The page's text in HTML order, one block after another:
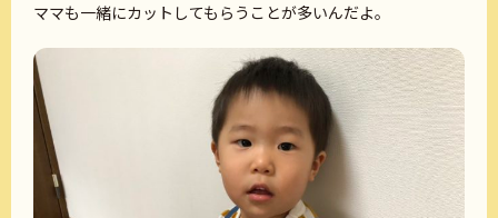
ママも一緒にカットしてもらうことが多いんだよ。